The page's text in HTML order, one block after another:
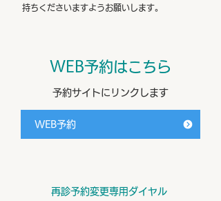
持ちくださいますようお願いします。
WEB予約はこちら
予約サイトにリンクします
WEB予約
再診予約変更専用ダイヤル